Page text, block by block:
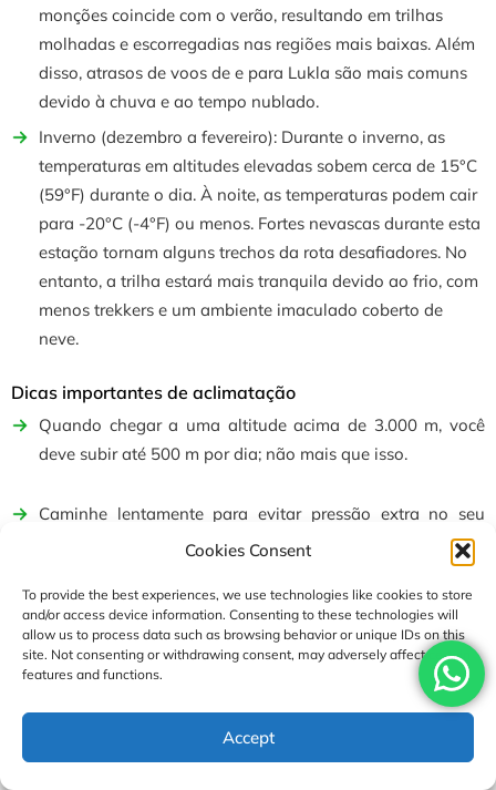
Cookies Consent
To provide the best experiences, we use technologies like cookies to store
and/or access device information. Consenting to these technologies will
allow us to process data such as browsing behavior or unique IDs on this
site. Not consenting or withdrawing consent, may adversely affect certain
features and functions.
Accept
monções coincide com o verão, resultando em trilhas
molhadas e escorregadias nas regiões mais baixas. Além
disso, atrasos de voos de e para Lukla são mais comuns
devido à chuva e ao tempo nublado.
Inverno (dezembro a fevereiro): Durante o inverno, as
temperaturas em altitudes elevadas sobem cerca de 15°C
(59°F) durante o dia. À noite, as temperaturas podem cair
para -20°C (-4°F) ou menos. Fortes nevascas durante esta
estação tornam alguns trechos da rota desafiadores. No
entanto, a trilha estará mais tranquila devido ao frio, com
menos trekkers e um ambiente imaculado coberto de
neve.
Dicas importantes de aclimatação
Quando chegar a uma altitude acima de 3.000 m, você
deve subir até 500 m por dia; não mais que isso.
Caminhe lentamente para evitar pressão extra no seu
Você deve beber de 3 a 4 litros de água todos os dias.
Não fume nem beba.
per person